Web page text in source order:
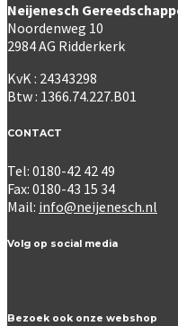
Neijenesch
Noordenweg 10
2984 AG Ridderkerk
KvK : 24343298
Btw : 1366.74.227.B01
CONTACT
Tel: 0180-42 42 49
Fax: 0180-43 15 34
Mail: info@neijenesch.nl
Volg op social media
Bezoek ook onze webshop